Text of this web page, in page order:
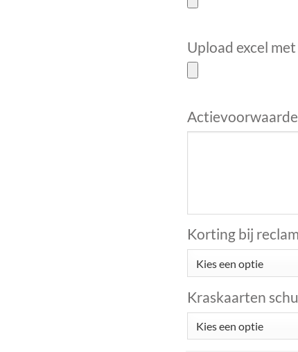
Upload excel
Korting bij
Kraskaarten